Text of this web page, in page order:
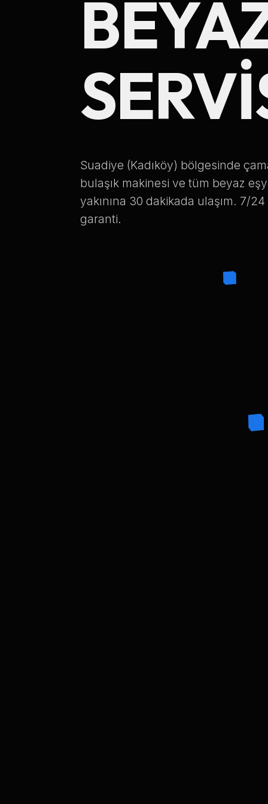
Suadiye (Kadıköy) bölgesinde
bulaşık makinesi ve tüm beyaz
yakınına 30 dakikada ulaşım. 7/
garanti.